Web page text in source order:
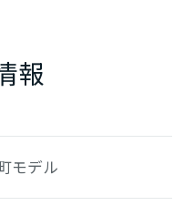
報
モデル